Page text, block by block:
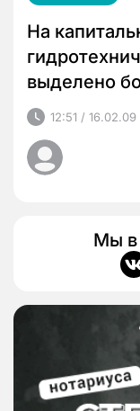
На
выделено
12:51 / 16.02.09
Мы в